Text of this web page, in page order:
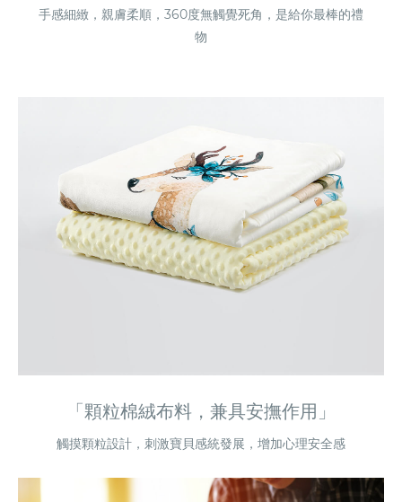
手感細緻，親膚柔順，360度無觸覺死角，是給你最棒的禮
物
「顆粒棉絨布料，兼具安撫作用」
觸摸顆粒設計，刺激寶貝感統發展，增加心理安全感